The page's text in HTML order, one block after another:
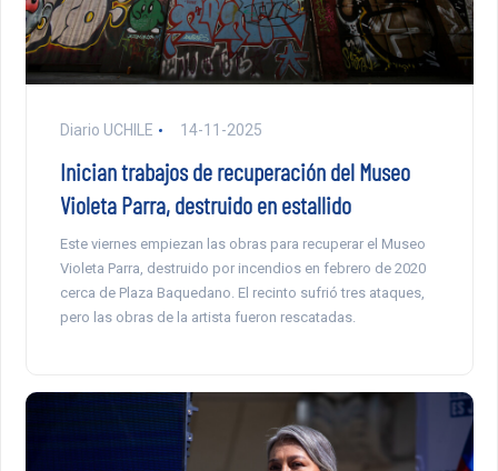
Diario UCHILE 14-11-2025
Inician trabajos de recuperación del Museo
Violeta Parra, destruido en estallido
Este viernes empiezan las obras para recuperar el Museo
Violeta Parra, destruido por incendios en febrero de 2020
cerca de Plaza Baquedano. El recinto sufrió tres ataques,
pero las obras de la artista fueron rescatadas.